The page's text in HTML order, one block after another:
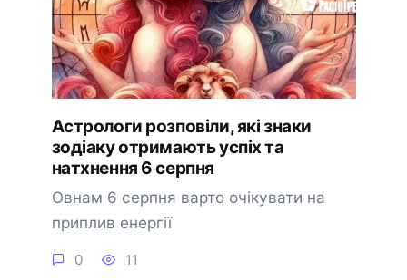
Астрологи розповіли, які знаки
зодіаку отримають успіх та
натхнення 6 серпня
Овнам 6 серпня варто очікувати на
приплив енергії
0 11